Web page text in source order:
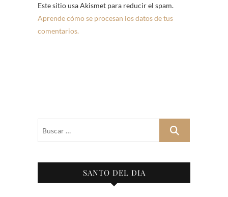
Este sitio usa Akismet para reducir el spam.
Aprende cómo se procesan los datos de tus
comentarios.
Buscar
SANTO DEL DIA